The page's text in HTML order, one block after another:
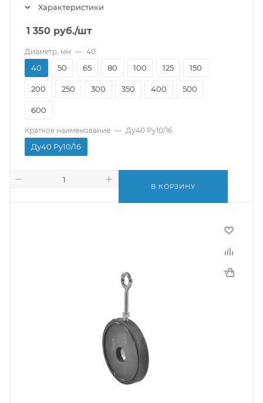
Характеристики
1 350 руб./шт
Диаметр, мм — 40
40 50 65 80 100 125 150
200 250 300 350 400 500
600
Краткое наименование — Ду40 Ру10/16
Ду40 Ру10/16
В КОРЗИНУ